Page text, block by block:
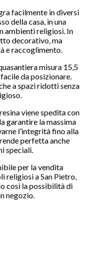
facilmente in diversi
della casa, in una
ambienti religiosi. In
decorativo, ma
e raccoglimento.
misura 15,5
da posizionare.
a spazi ridotti senza
viene spedita con
garantire la massima
l’integrità fino alla
perfetta anche
speciali.
per la vendita
religiosi a San Pietro,
così la possibilità di
negozio.